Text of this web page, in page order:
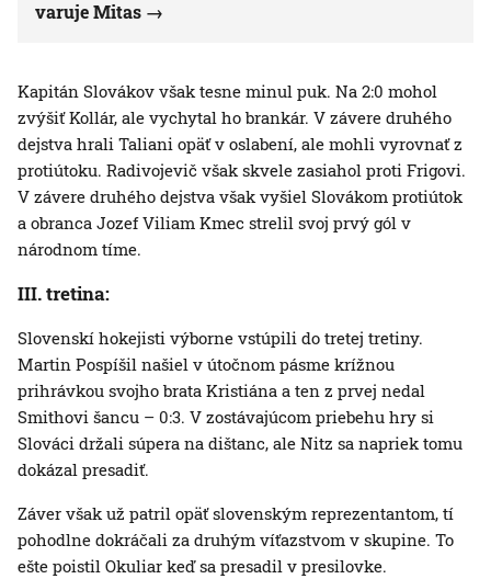
varuje Mitas
Kapitán Slovákov však tesne minul puk. Na 2:0 mohol
zvýšiť Kollár, ale vychytal ho brankár. V závere druhého
dejstva hrali Taliani opäť v oslabení, ale mohli vyrovnať z
protiútoku. Radivojevič však skvele zasiahol proti Frigovi.
V závere druhého dejstva však vyšiel Slovákom protiútok
a obranca Jozef Viliam Kmec strelil svoj prvý gól v
národnom tíme.
III. tretina:
Slovenskí hokejisti výborne vstúpili do tretej tretiny.
Martin Pospíšil našiel v útočnom pásme krížnou
prihrávkou svojho brata Kristiána a ten z prvej nedal
Smithovi šancu – 0:3. V zostávajúcom priebehu hry si
Slováci držali súpera na dištanc, ale Nitz sa napriek tomu
dokázal presadiť.
Záver však už patril opäť slovenským reprezentantom, tí
pohodlne dokráčali za druhým víťazstvom v skupine. To
ešte poistil Okuliar keď sa presadil v presilovke.